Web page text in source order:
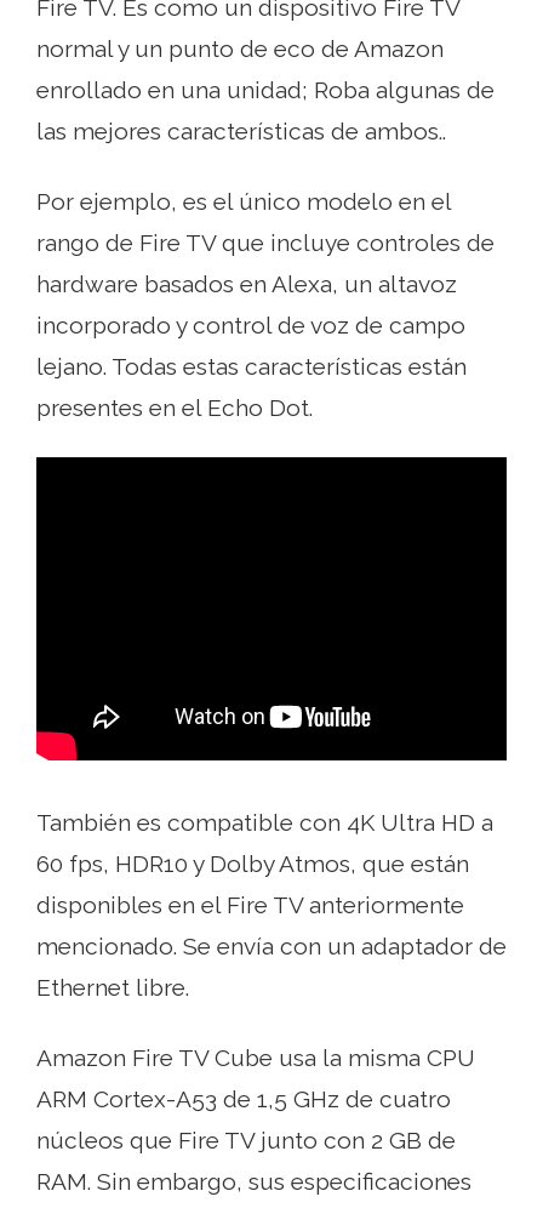
Fire TV. Es como un dispositivo Fire TV
normal y un punto de eco de Amazon
enrollado en una unidad; Roba algunas de
las mejores características de ambos..
Por ejemplo, es el único modelo en el
rango de Fire TV que incluye controles de
hardware basados ​​en Alexa, un altavoz
incorporado y control de voz de campo
lejano. Todas estas características están
presentes en el Echo Dot.
También es compatible con 4K Ultra HD a
60 fps, HDR10 y Dolby Atmos, que están
disponibles en el Fire TV anteriormente
mencionado. Se envía con un adaptador de
Ethernet libre.
Amazon Fire TV Cube usa la misma CPU
ARM Cortex-A53 de 1,5 GHz de cuatro
núcleos que Fire TV junto con 2 GB de
RAM. Sin embargo, sus especificaciones